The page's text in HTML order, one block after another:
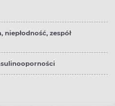
zespół